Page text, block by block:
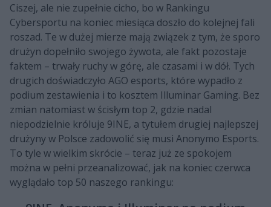
Ciszej, ale nie zupełnie cicho, bo w Rankingu
Cybersportu na koniec miesiąca doszło do kolejnej fali
roszad. Te w dużej mierze mają związek z tym, że sporo
drużyn dopełniło swojego żywota, ale fakt pozostaje
faktem – trwały ruchy w górę, ale czasami i w dół. Tych
drugich doświadczyło AGO esports, które wypadło z
podium zestawienia i to kosztem Illuminar Gaming. Bez
zmian natomiast w ścisłym top 2, gdzie nadal
niepodzielnie króluje 9INE, a tytułem drugiej najlepszej
drużyny w Polsce zadowolić się musi Anonymo Esports.
To tyle w wielkim skrócie – teraz już ze spokojem
można w pełni przeanalizować, jak na koniec czerwca
wyglądało top 50 naszego rankingu: